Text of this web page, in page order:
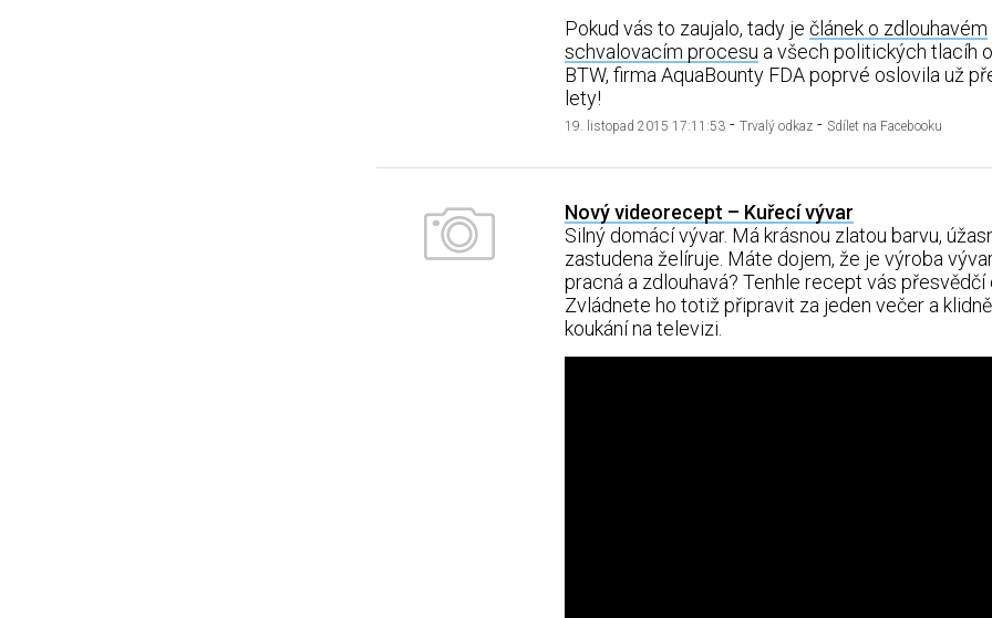
Pokud vás to zaujalo, tady je článek o zdlouhavém
schvalovacím procesu a všech politických tlacíh
BTW, firma AquaBounty FDA poprvé oslovila už
lety!
19. listopad 2015 17:11:53- Trvalý odkaz- Sdílet na Facebooku
Nový videorecept – Kuřecí vývar
Silný domácí vývar. Má krásnou zlatou barvu,
zastudena želíruje. Máte dojem, že je výroba
pracná a zdlouhavá? Tenhle recept vás přesvědčí
Zvládnete ho totiž připravit za jeden večer a
koukání na televizi.